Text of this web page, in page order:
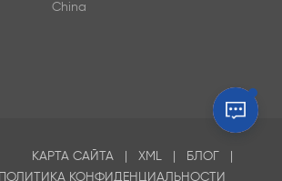
China
КАРТА САЙТА XML БЛОГ
ПОЛИТИКА КОНФИДЕНЦИАЛЬНОСТИ